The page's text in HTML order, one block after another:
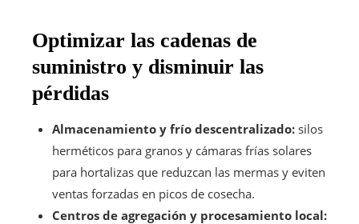
Optimizar las cadenas de
suministro y disminuir las
pérdidas
Almacenamiento y frío descentralizado: silos
herméticos para granos y cámaras frías solares
para hortalizas que reduzcan las mermas y eviten
ventas forzadas en picos de cosecha.
Centros de agregación y procesamiento local: